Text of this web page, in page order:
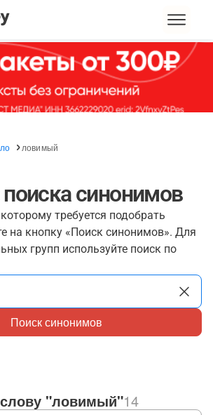
ло ловимый
синонимов
требуется подобрать
на кнопку «Поиск синонимов». Для
групп используйте поиск по
Поиск синонимов
"ловимый"14